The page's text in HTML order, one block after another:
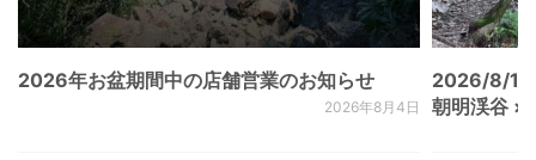
2026年お盆期間中の店舗営業のお知らせ
2026年8月4日
2026/8/
朝明渓谷 ×